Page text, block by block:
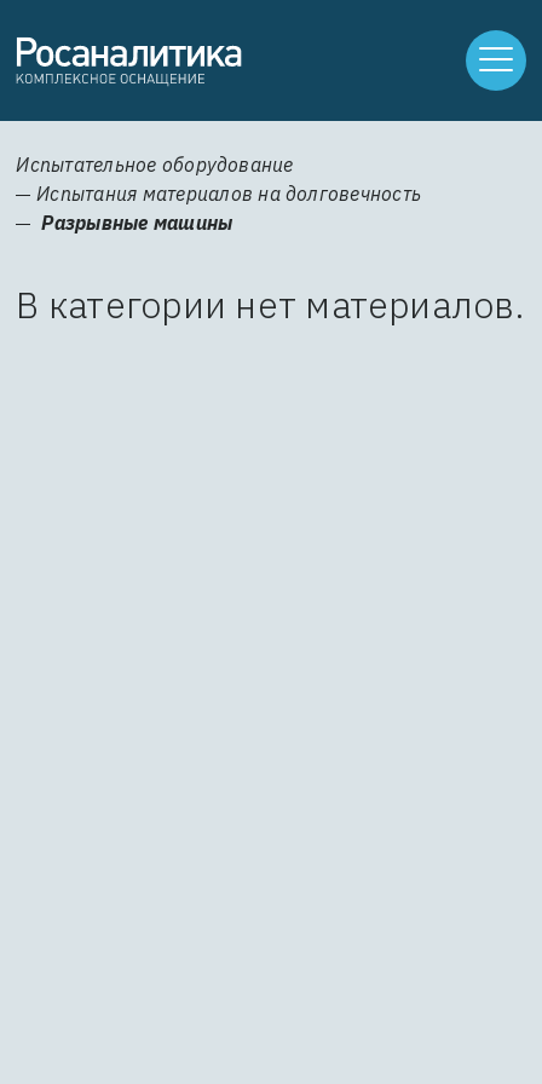
Испытательное оборудование
Испытания материалов на долговечность
Разрывные машины
В категории нет материалов.